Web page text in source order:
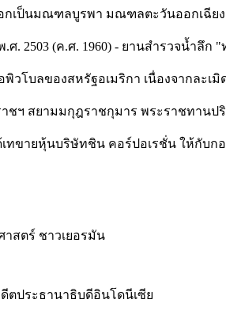
กเป็นมณฑลบูรพา มณฑลตะวันออกเ
ศ. 2503 (ค.ศ. 1960) - ยานสำรวจน้ำลึ
พิวโบลของสหรัฐอเมริกา เนื่องจากละ
ราชฯ สยามมกุฎราชกุมาร พระราชทา
ทขายหุ้นบริษัทชิน คอร์ปอเรชั่น ให้กับก
สตร์ ชาวเยอรมัน
ดีตประธานาธิบดีอินโดนีเซีย